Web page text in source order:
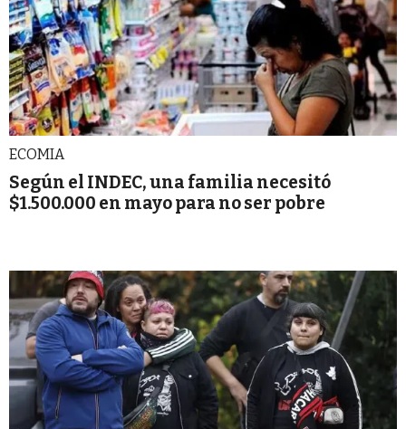
ECOMIA
Según el INDEC, una familia necesitó
$1.500.000 en mayo para no ser pobre